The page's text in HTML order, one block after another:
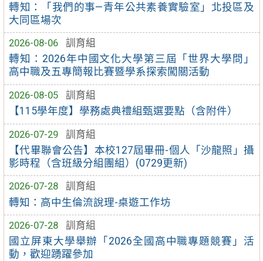
轉知：「我們的事—青年公共素養實驗室」北投區及
大同區場次
2026-08-06
訓育組
轉知：2026年中國文化大學第三屆「世界大學問」
高中職及五專簡報比賽暨學系探索闖關活動
2026-08-05
訓育組
【115學年度】學務處典禮組甄選要點（含附件）
2026-07-29
訓育組
【代畢聯會公告】本校127屆畢冊-個人「沙龍照」攝
影時程（含班級分組團組）(0729更新)
2026-07-28
訓育組
轉知：高中生倫流說理-桌遊工作坊
2026-07-28
訓育組
國立屏東大學舉辦「2026全國高中職專題競賽」活
動，歡迎踴躍參加